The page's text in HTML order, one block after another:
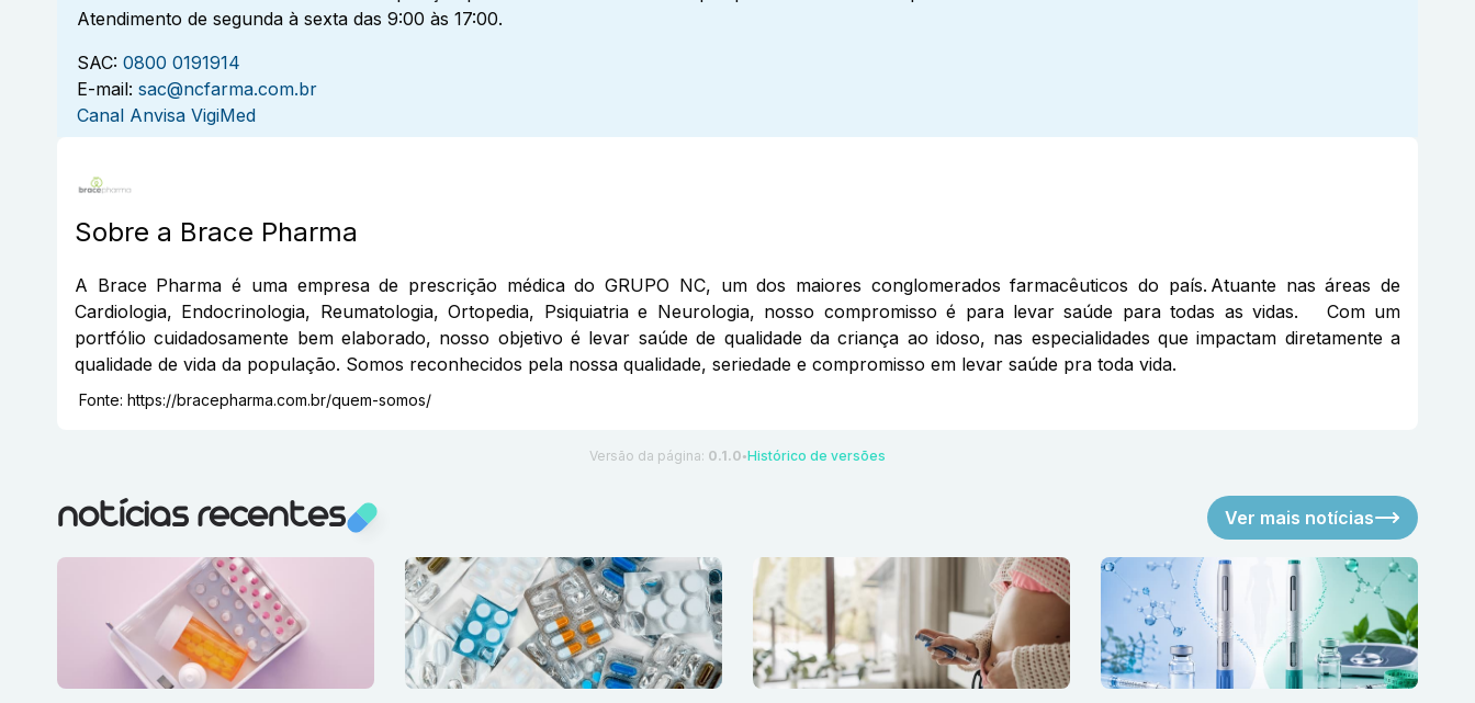
Atendimento de segunda à sexta das 9:00 às 17:00.
SAC: 0800 0191914
E-mail: sac@ncfarma.com.br
Canal Anvisa VigiMed
Sobre a Brace Pharma
A Brace Pharma é uma empresa de prescrição médica do GRUPO NC, um dos maiores conglomerados farmacêuticos do país. Atuante nas áreas de
Cardiologia, Endocrinologia, Reumatologia, Ortopedia, Psiquiatria e Neurologia, nosso compromisso é para levar saúde para todas as vidas. Com um
portfólio cuidadosamente bem elaborado, nosso objetivo é levar saúde de qualidade da criança ao idoso, nas especialidades que impactam diretamente a
qualidade de vida da população. Somos reconhecidos pela nossa qualidade, seriedade e compromisso em levar saúde pra toda vida.
Fonte: https://bracepharma.com.br/quem-somos/
Versão da página: 0.1.0 ●Histórico de versões
notícias recentes Ver mais notícias